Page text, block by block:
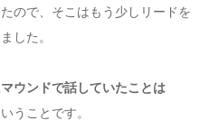
ので、そこはもう少しリードを
した。
ウンドで話していたことは
うことです。